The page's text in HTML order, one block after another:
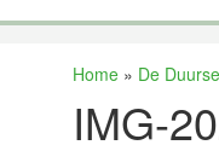
Home» De
IMG-